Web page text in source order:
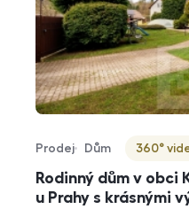
Rodinný dům v obci
u Prahy s krásnými
Typ nabídky
Prodej
Typ nemovitosti
Dům
Virtuální prohlídka
360°